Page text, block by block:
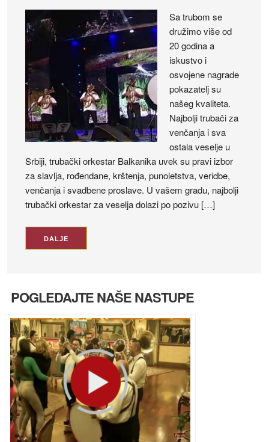
Sa trubom se
družimo više od
20 godina a
iskustvo i
osvojene nagrade
pokazatelj su
našeg kvaliteta.
Najbolji trubači za
venčanja i sva
ostala veselje u
Srbiji, trubački orkestar Balkanika uvek su pravi izbor
za slavlja, rođendane, krštenja, punoletstva, veridbe,
venčanja i svadbene proslave. U vašem gradu, najbolji
trubački orkestar za veselja dolazi po pozivu […]
DALJE
POGLEDAJTE NAŠE NASTUPE